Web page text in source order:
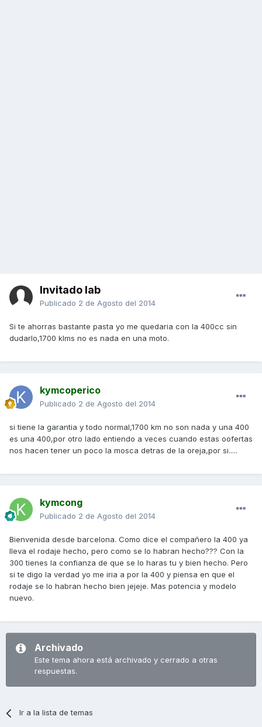
Invitado lab
Publicado 2 de Agosto del 2014
Si te ahorras bastante pasta yo me quedaria con la 400cc sin
dudarlo,1700 klms no es nada en una moto.
kymcoperico
Publicado 2 de Agosto del 2014
si tiene la garantia y todo normal,1700 km no son nada y una 400
es una 400,por otro lado entiendo a veces cuando estas oofertas
nos hacen tener un poco la mosca detras de la oreja,por si.....
kymcong
Publicado 2 de Agosto del 2014
Bienvenida desde barcelona. Como dice el compañero la 400 ya
lleva el rodaje hecho, pero como se lo habran hecho??? Con la
300 tienes la confianza de que se lo haras tu y bien hecho. Pero
si te digo la verdad yo me iria a por la 400 y piensa en que el
rodaje se lo habran hecho bien jejeje. Mas potencia y modelo
nuevo.
Archivado
Este tema ahora está archivado y cerrado a otras
respuestas.
Ir a la lista de temas